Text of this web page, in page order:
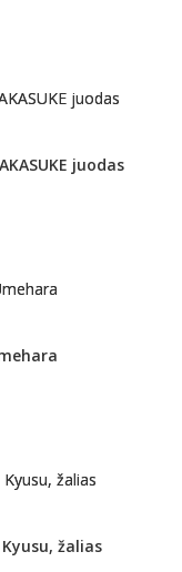
juodas
žalias